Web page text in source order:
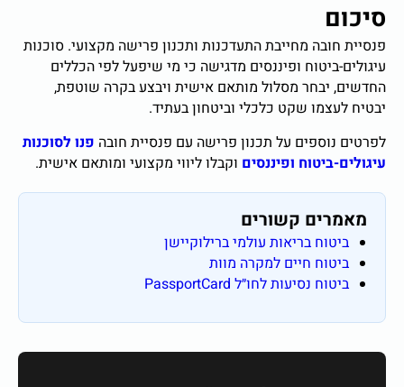
סיכום
פנסיית חובה מחייבת התעדכנות ותכנון פרישה מקצועי. סוכנות
עיגולים-ביטוח ופיננסים מדגישה כי מי שיפעל לפי הכללים
החדשים, יבחר מסלול מותאם אישית ויבצע בקרה שוטפת,
יבטיח לעצמו שקט כלכלי וביטחון בעתיד.
לפרטים נוספים על תכנון פרישה עם פנסיית חובה פנו לסוכנות
עיגולים-ביטוח ופיננסים וקבלו ליווי מקצועי ומותאם אישית.
מאמרים קשורים
ביטוח בריאות עולמי ברילוקיישן
ביטוח חיים למקרה מוות
ביטוח נסיעות לחו״ל PassportCard